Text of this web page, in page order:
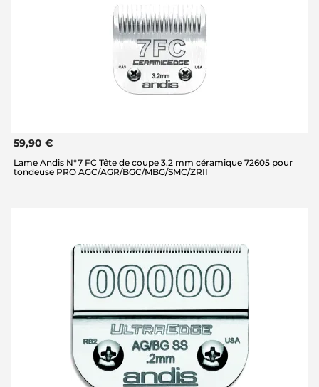
59,90 €
Lame Andis N°7 FC Tête de coupe 3.2 mm céramique 72605 pour
tondeuse PRO AGC/AGR/BGC/MBG/SMC/ZRII